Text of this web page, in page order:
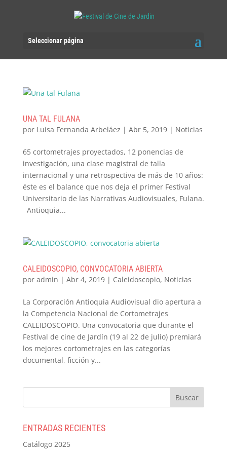
Seleccionar página
UNA TAL FULANA
por Luisa Fernanda Arbeláez | Abr 5, 2019| Noticias
65 cortometrajes proyectados, 12 ponencias de
investigación, una clase magistral de talla
internacional y una retrospectiva de más de 10 años:
éste es el balance que nos deja el primer Festival
Universitario de las Narrativas Audiovisuales, Fulana.
Antioquia...
CALEIDOSCOPIO, CONVOCATORIA ABIERTA
por admin | Abr 4, 2019| Caleidoscopio, Noticias
La Corporación Antioquia Audiovisual dio apertura a
la Competencia Nacional de Cortometrajes
CALEIDOSCOPIO. Una convocatoria que durante el
Festival de cine de Jardín (19 al 22 de julio) premiará
los mejores cortometrajes en las categorías
documental, ficción y...
ENTRADAS RECIENTES
Catálogo 2025